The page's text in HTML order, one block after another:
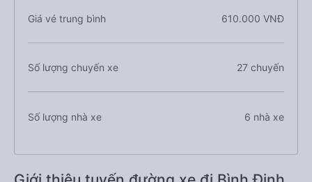
Giá vé trung bình 610.000 VNĐ
Số lượng chuyến xe 27 chuyến
Số lượng nhà xe 6 nhà xe